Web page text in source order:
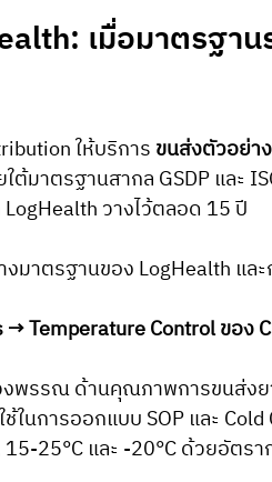
เมื่อมาตรฐา
ให้บริการ ขนส่งตัวอย่า
ใต้มาตรฐานสากล GSDP และ
วางไว้ตลอด 15 ปี
งมาตรฐานของ LogHealth แล
→ Temperature Control ของ
พรรณ ด้านคุณภาพการขนส่ง
ในการออกแบบ SOP และ
15-25°C และ -20°C ด้วยอั